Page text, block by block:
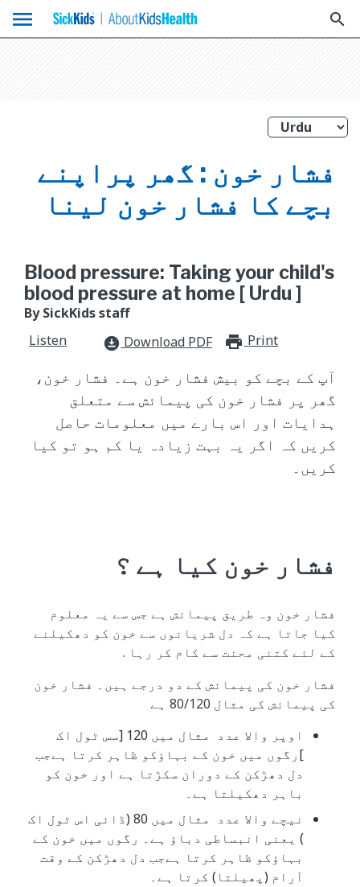
menu search
فشار خون : گھر پراپنے
بچے کا فشار خون لینا
Blood pressure: Taking your child's
blood pressure at home [ Urdu ]
By SickKids staff
Listen
download_for_offline Download PDF Print
آپ کے بچے کو بیش فشار خون ہے۔ فشار خون،
گھر پر فشار خون کی پیمائش سے متعلق
ہدایات اور اس بارے میں معلومات حاصل
کریں کہ اگر یہ بہت زیادہ یا کم ہو تو کیا
کریں۔
فشار خون کیا ہے ؟
فشار خون وہ طریق پیمائش ہے جس سے یہ معلوم
کیا جاتا ہے کہ دل شریانوں سے خون کو دھکیلنے
کے لئے کتنی محنت سے کام کر رہا .
فشار خون کی پیمائش کے دو درجے ہیں۔ فشار خون
کی پیمائش کی مثال 80/120 ہے
اوپر والا عدد مثال میں 120 [سس ٹول اک
]رگوں میں خون کے بہاؤکو ظاہر کرتا ہےجب
دل دھڑکن کے دوران سکڑتا ہے اور خون کو
باہر دھکیلتا ہے۔
نیچے والا عدد مثال میں 80 (ڈائی اس ٹول اک
) یعنی انبساطی دباؤ ہے۔ رگوں میں خون کے
بہاؤکو ظاہر کرتا ہےجب دل دھڑکن کے وقت
آرام (پھیلتا) کرتا ہے۔